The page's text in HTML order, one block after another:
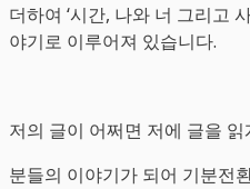
더하여 ‘시간, 나와 너 그리고
야기로 이루어져 있습니다.
저의 글이 어쩌면 저에 글을 읽
분들의 이야기가 되어 기분전